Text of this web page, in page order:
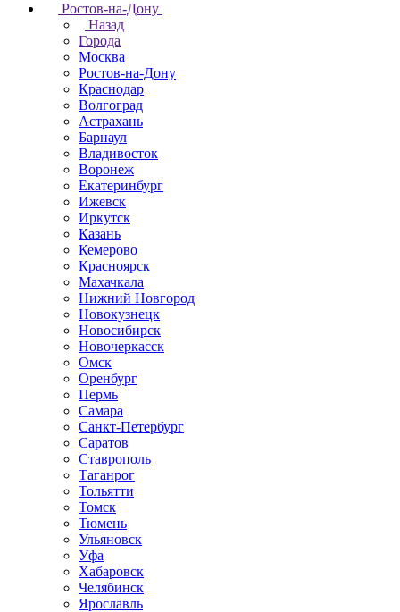
Ростов-на-Дону
Назад
Города
Москва
Ростов-на-Дону
Краснодар
Волгоград
Астрахань
Барнаул
Владивосток
Воронеж
Екатеринбург
Ижевск
Иркутск
Казань
Кемерово
Красноярск
Махачкала
Нижний Новгород
Новокузнецк
Новосибирск
Новочеркаcск
Омск
Оренбург
Пермь
Самара
Санкт-Петербург
Саратов
Ставрополь
Таганрог
Тольятти
Томск
Тюмень
Ульяновск
Уфа
Хабаровск
Челябинск
Ярославль